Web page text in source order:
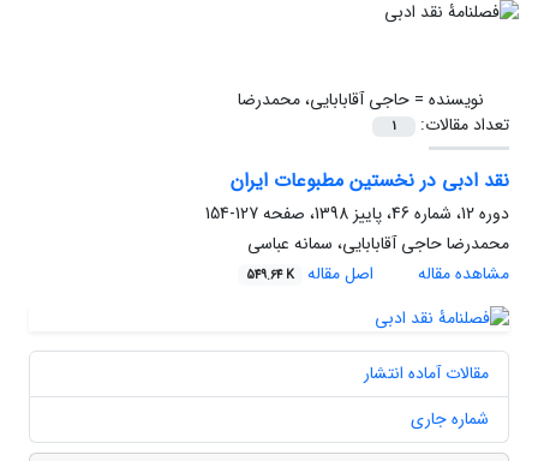
نویسنده =حاجی آقابابایی، محمدرضا
تعداد مقالات:
1
نقد ادبی در نخستین مطبوعات ایران
دوره 12، شماره 46، پاییز 1398، صفحه
127-154
محمدرضا حاجی آقابابایی، سمانه عباسی
مشاهده مقاله
اصل مقاله 549.64 K
مقالات آماده انتشار
شماره جاری